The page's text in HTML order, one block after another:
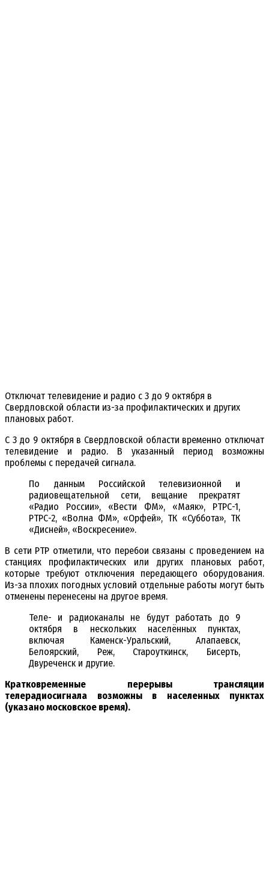
Отключат телевидение и радио с 3 до 9 октября в
Свердловской области из-за профилактических и других
плановых работ.
С 3 до 9 октября в Свердловской области временно отключат
телевидение и радио. В указанный период возможны
проблемы с передачей сигнала.
По данным Российской телевизионной и
радиовещательной сети, вещание прекратят
«Радио России», «Вести ФМ», «Маяк», РТРС-1,
РТРС-2, «Волна ФМ», «Орфей», ТК «Суббота», ТК
«Дисней», «Воскресение».
В сети РТР отметили, что перебои связаны с проведением на
станциях профилактических или других плановых работ,
которые требуют отключения передающего оборудования.
Из-за плохих погодных условий отдельные работы могут быть
отменены перенесены на другое время.
Теле- и радиоканалы не будут работать до 9
октября в нескольких населённых пунктах,
включая Каменск-Уральский, Алапаевск,
Белоярский, Реж, Староуткинск, Бисерть,
Двуреченск и другие.
Кратковременные перерывы трансляции
телерадиосигнала возможны в населенных пунктах
(указано московское время).